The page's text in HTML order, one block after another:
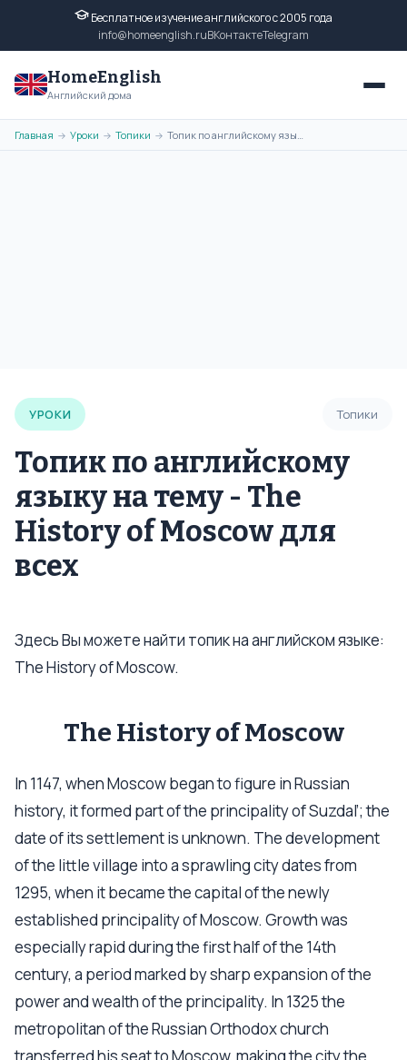
Бесплатное изучение английского с 2005 года
info@homeenglish.ruВКонтактеTelegram
HomeEnglish
Английский дома
Главная → Уроки → Топики → Топик по английскому языку на тему - The History of Moscow для всех
УРОКИ Топики
Топик по английскому
языку на тему - The
History of Moscow для
всех
Здесь Вы можете найти топик на английском языке:
The History of Moscow.
The History of Moscow
In 1147, when Moscow began to figure in Russian
history, it formed part of the principality of Suzdal’; the
date of its settlement is unknown. The development
of the little village into a sprawling city dates from
1295, when it became the capital of the newly
established principality of Moscow. Growth was
especially rapid during the first half of the 14th
century, a period marked by sharp expansion of the
power and wealth of the principality. In 1325 the
metropolitan of the Russian Orthodox church